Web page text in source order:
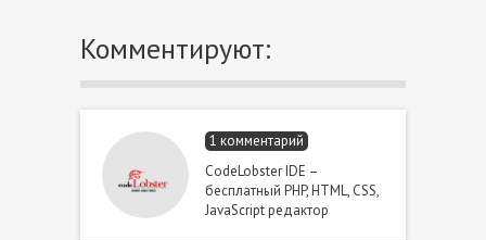
Комментируют:
1 комментарий
CodeLobster IDE –
бесплатный PHP, HTML, CSS,
JavaScript редактор